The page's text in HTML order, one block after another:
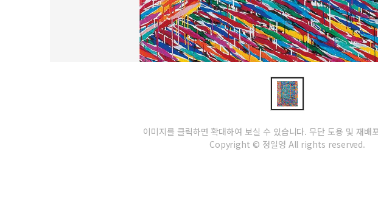
이미지를 클릭하면 확대하여 보실 수 있습니다. 무단 도용 및 재배
Copyright © 정일영 All rights reserved.